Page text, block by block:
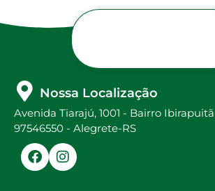
Nossa Localização
Avenida Tiarajú, 1001 - Bairro
97546550 - Alegrete-RS